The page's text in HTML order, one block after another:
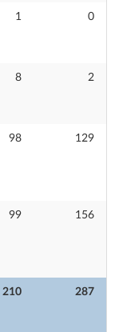
210 287
1 0
8 2
98 129
99 156